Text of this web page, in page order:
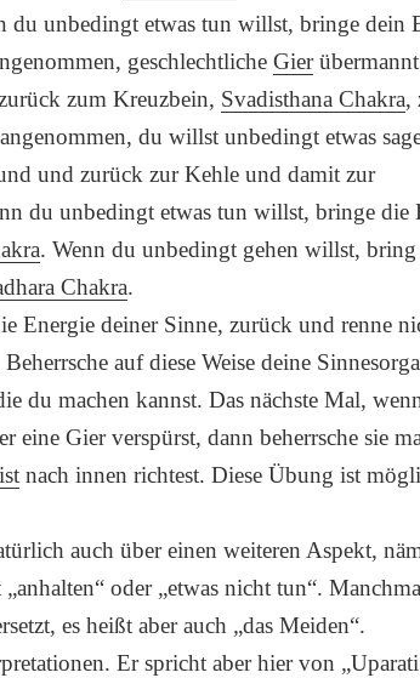
du unbedingt etwas tun willst, bringe dein
geschlechtlicheGier
zum Kreuzbein, Svadisthana Chakra,
du willst unbedingt etwas
und zurück zur Kehle und damit zur
du unbedingt etwas tun willst, bringe die
. Wenn du unbedingt gehen willst, bring
Chakra.
Energie deiner Sinne, zurück und renne
auf diese Weise deine
du machen kannst. Das nächste Mal,
eine Gier verspürst, dann beherrsche sie
nach innen richtest. Diese Übung ist
auch über einen weiteren Aspekt,
oder „etwas nicht tun“.
es heißt aber auch „das Meiden“.
Er spricht aber hier von